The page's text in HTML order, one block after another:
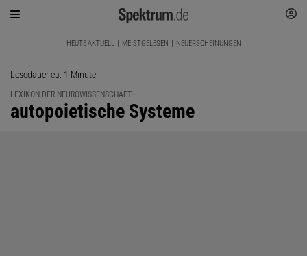
HEUTE AKTUELL MEISTGELESEN NEUERSCHEINUNGEN
Lesedauer ca. 1 Minute
LEXIKON DER NEUROWISSENSCHAFT
:
autopoietische Systeme